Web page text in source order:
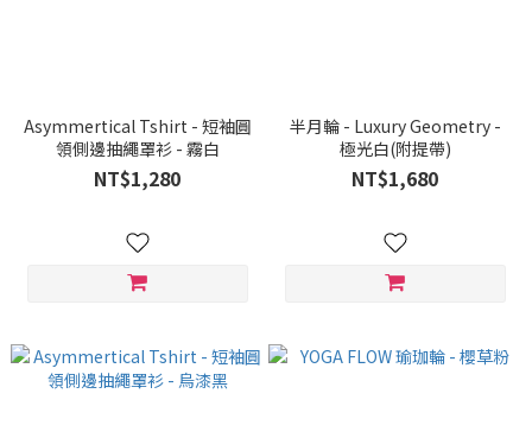
Asymmertical Tshirt - 短袖圓
領側邊抽繩罩衫 - 霧白
NT$1,280
半月輪 - Luxury Geometry -
極光白(附提帶)
NT$1,680